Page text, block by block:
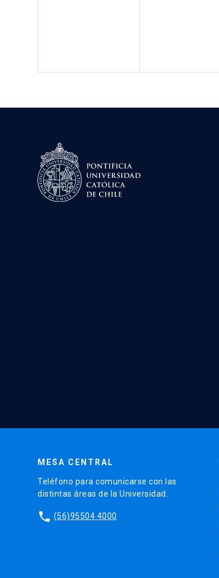
MESA CENTRAL
Teléfono para comunicarse con las
distintas áreas de la Universidad.
phone (56)95504 4000